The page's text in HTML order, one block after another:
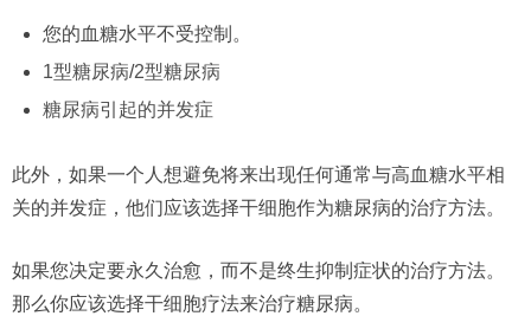
您的血糖水平不受控制。
1型糖尿病/2型糖尿病
糖尿病引起的并发症
此外，如果一个人想避免将来出现任何通常与高血糖水平相
关的并发症，他们应该选择干细胞作为糖尿病的治疗方法。
如果您决定要永久治愈，而不是终生抑制症状的治疗方法。
那么你应该选择干细胞疗法来治疗糖尿病。